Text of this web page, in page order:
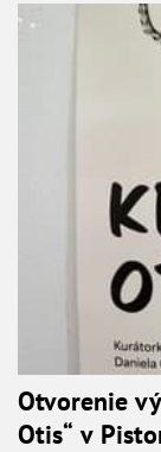
Otvorenie
Otis“ v